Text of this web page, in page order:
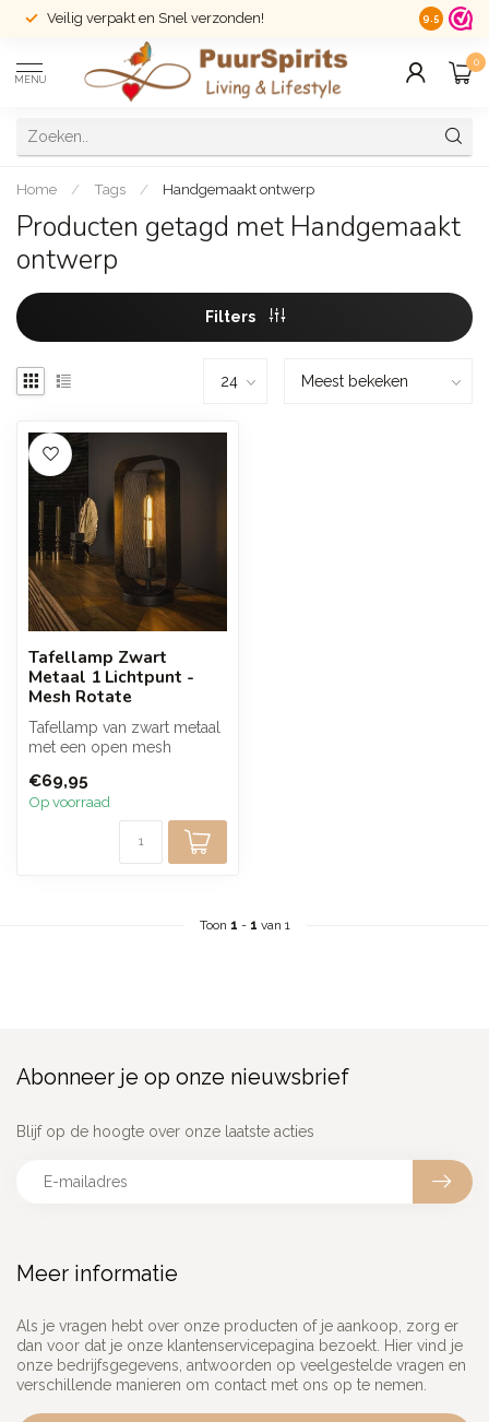
Veilig verpakt en Snel verzonden! 14 dagen
9.5
MENU
0
Home / Tags / Handgemaakt ontwerp
Producten getagd met Handgemaakt
ontwerp
Filters
Tafellamp Zwart
Metaal 1 Lichtpunt -
Mesh Rotate
Tafellamp van zwart metaal
met een open mesh
warm e...
€69,95
Op voorraad
Toon 1 - 1 van 1
Meer informatie
Als je vragen hebt over onze producten of je aankoop, zorg er
dan voor dat je onze klantenservicepagina bezoekt. Hier vind je
onze bedrijfsgegevens, antwoorden op veelgestelde vragen en
verschillende manieren om contact met ons op te nemen.
Abonneer je op onze nieuwsbrief
Blijf op de hoogte over onze laatste acties